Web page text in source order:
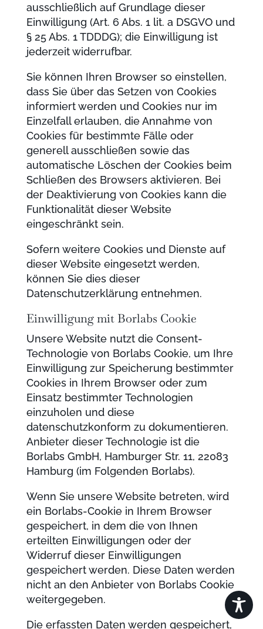
ausschließlich auf Grundlage dieser
Einwilligung (Art. 6 Abs. 1 lit. a DSGVO und
§ 25 Abs. 1 TDDDG); die Einwilligung ist
jederzeit widerrufbar.
Sie können Ihren Browser so einstellen,
dass Sie über das Setzen von Cookies
informiert werden und Cookies nur im
Einzelfall erlauben, die Annahme von
Cookies für bestimmte Fälle oder
generell ausschließen sowie das
automatische Löschen der Cookies beim
Schließen des Browsers aktivieren. Bei
der Deaktivierung von Cookies kann die
Funktionalität dieser Website
eingeschränkt sein.
Sofern weitere Cookies und Dienste auf
dieser Website eingesetzt werden,
können Sie dies dieser
Datenschutzerklärung entnehmen.
Einwilligung mit Borlabs Cookie
Unsere Website nutzt die Consent-
Technologie von Borlabs Cookie, um Ihre
Einwilligung zur Speicherung bestimmter
Cookies in Ihrem Browser oder zum
Einsatz bestimmter Technologien
einzuholen und diese
datenschutzkonform zu dokumentieren.
Anbieter dieser Technologie ist die
Borlabs GmbH, Hamburger Str. 11, 22083
Hamburg (im Folgenden Borlabs).
Wenn Sie unsere Website betreten, wird
ein Borlabs-Cookie in Ihrem Browser
gespeichert, in dem die von Ihnen
erteilten Einwilligungen oder der
Widerruf dieser Einwilligungen
gespeichert werden. Diese Daten werden
nicht an den Anbieter von Borlabs Cookie
weitergegeben.
Die erfassten Daten werden gespeichert,